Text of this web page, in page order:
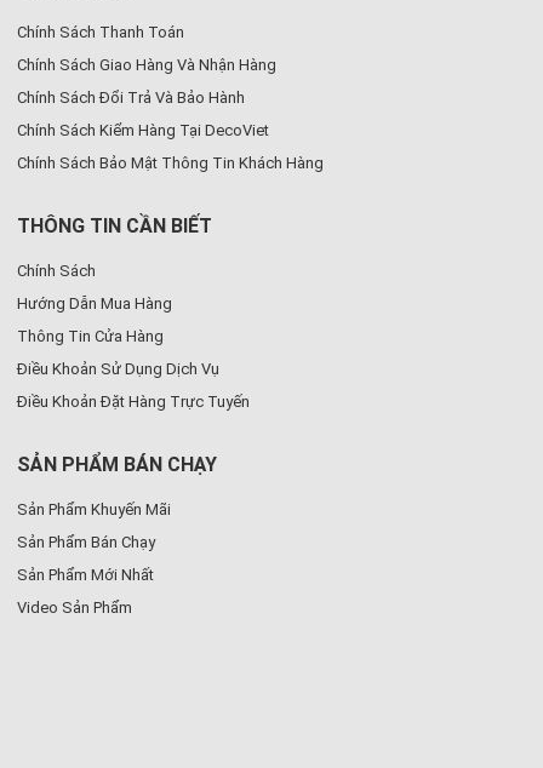
Chính Sách Thanh Toán
Chính Sách Giao Hàng Và Nhận Hàng
Chính Sách Đổi Trả Và Bảo Hành
Chính Sách Kiểm Hàng Tại DecoViet
Chính Sách Bảo Mật Thông Tin Khách Hàng
THÔNG TIN CẦN BIẾT
Chính Sách
Hướng Dẫn Mua Hàng
Thông Tin Cửa Hàng
Điều Khoản Sử Dụng Dịch Vụ
Điều Khoản Đặt Hàng Trực Tuyến
SẢN PHẨM BÁN CHẠY
Sản Phẩm Khuyến Mãi
Sản Phẩm Bán Chạy
Sản Phẩm Mới Nhất
Video Sản Phẩm